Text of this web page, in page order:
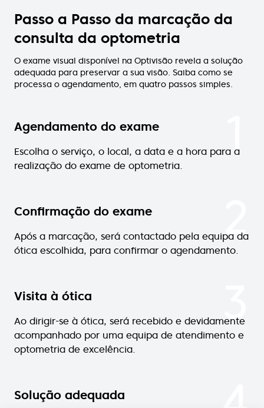
Passo a Passo da marcação da
consulta da optometria
O exame visual disponível na Optivisão revela a solução
adequada para preservar a sua visão. Saiba como se
processa o agendamento, em quatro passos simples.
Agendamento do exame
Escolha o serviço, o local, a data e a hora para a
realização do exame de optometria.
1
Confirmação do exame
Após a marcação, será contactado pela equipa da
ótica escolhida, para confirmar o agendamento.
2
Visita à ótica
Ao dirigir-se à ótica, será recebido e devidamente
acompanhado por uma equipa de atendimento e
optometria de excelência.
3
Solução adequada